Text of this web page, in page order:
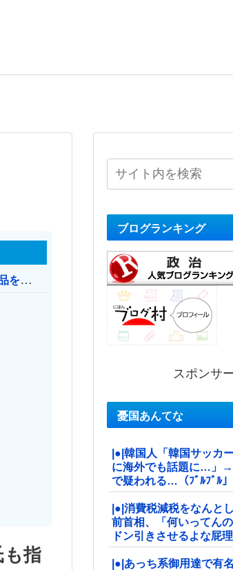
【消費税率1％】 「下げるのが筋なんですけど…」消費減税で値下がりする分と同じだけ商品を値上げして店頭価格を変えない店も
も指
ブログランキング
スポンサ
憂国あんてな
|●|韓国人「韓国サッカ
に海外でも話題に…」→
で疑われる…（ﾌﾞﾙﾌﾞﾙ
|●|消費税減税をなんと
前首相、「何いってん
ドン引きさせるよな屁
|●|あっち系御用達で有